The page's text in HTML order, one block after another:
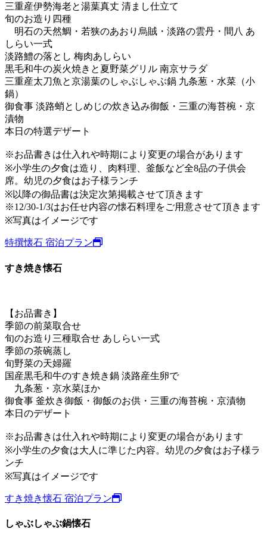
三重産伊勢海老と湯葉真丈 清まし仕立て
旬のお造り四種
明石の天然鯛・若狭のあおり烏賊・淡路の雲丹・間八 あ
しらい一式
淡路鱧の落とし 梅肉あしらい
黒毛和牛の炭火焼きと夏野菜グリル 南京サラダ
三重産太刀魚と京湯葉のしゃぶしゃぶ鍋 九条葱・水菜（小
鍋）
御食事 淡路蛸としめじの炊き込み御飯・三重の海苔椀・京
漬物
本日の特選デザート
※お品書きは仕入れや時期により変更の場合があります
※小学生の夕食は造り、肉料理、釜飯など全8品の子供会
席。幼児の夕食はお子様ランチ
※以降の御品書は決定次第掲載させて頂きます
※12/30-1/3はお任せ内容の懐石料理をご用意させて頂きます
​※写真はイメージです
特撰懐石 宿泊プラン
すき焼き懐石
【お品書き】
季節の前菜取合せ
旬のお造り三種取合せ あしらい一式
季節の茶碗蒸し
旬野菜の天婦羅
国産黒毛和牛のすき焼き鍋 淡路産生卵で
九条葱・京水菜ほか
御食事 釜炊き御飯・御飯のお供・三重の海苔椀・京漬物
本日のデザート
※お品書きは仕入れや時期により変更の場合があります
※小学生の夕食は大人に準じた内容。幼児の夕食はお子様ラ
ンチ
※写真はイメージです
すき焼き懐石 宿泊プラン
しゃぶしゃぶ鍋懐石